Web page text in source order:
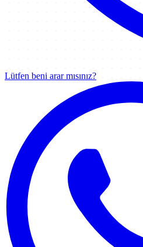
Lütfen beni arar mısınız?